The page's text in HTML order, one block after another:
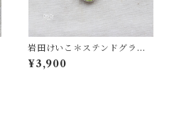
岩田けいこ＊ステンドグラス
ネックレス イエロー
¥3,900